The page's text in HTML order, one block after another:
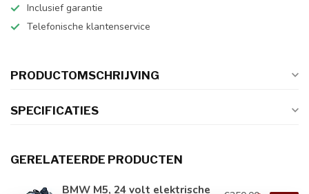
Inclusief garantie
Telefonische klantenservice
PRODUCTOMSCHRIJVING
SPECIFICATIES
GERELATEERDE PRODUCTEN
BMW M5, 24 volt elektrische